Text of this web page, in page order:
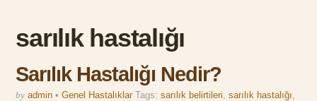
sarılık hastalığı
Sarılık Hastalığı Nedir?
by admin • Genel Hastalıklar Tags:sarılık belirtileri,sarılık hastalığı,